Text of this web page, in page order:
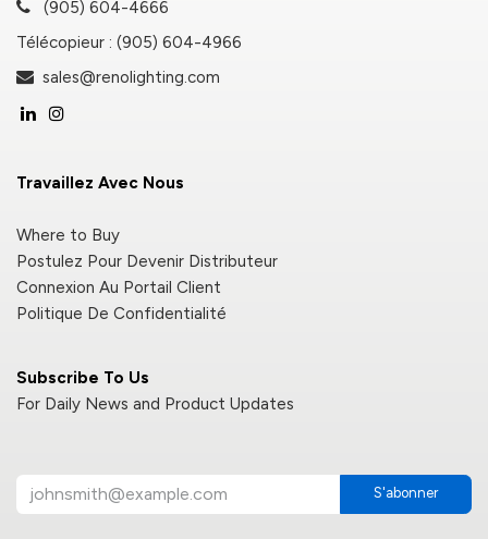
Subscribe To Us
For Daily News and Product Updates
S'abonner
(905) 604-4666
Télécopieur : (905) 604-4966
sales@renolighting.com
Travaillez Avec Nous
Where to Buy
Postulez Pour Devenir Distributeur
Connexion Au Portail Client
Politique De Confidentialité